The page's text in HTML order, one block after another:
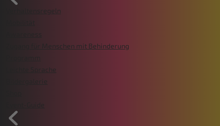
Verhaltensregeln
Zugang für Menschen mit Behinderung
Leichte Sprache
Bildergalerie